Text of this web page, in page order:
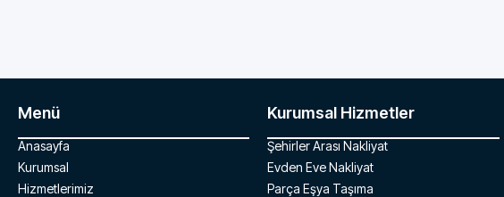
Menü
Anasayfa
Kurumsal
Hizmetlerimiz
Kurumsal Hizmetler
Şehirler Arası Nakliyat
Evden Eve Nakliyat
Parça Eşya Taşıma